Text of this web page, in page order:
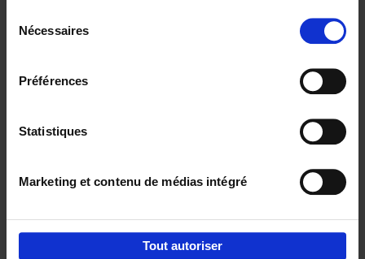
Nécessaires
Préférences
Statistiques
Marketing et contenu de médias intégré
Tout autoriser
Digital marketing like a PRO -
completely revised edition (EN)